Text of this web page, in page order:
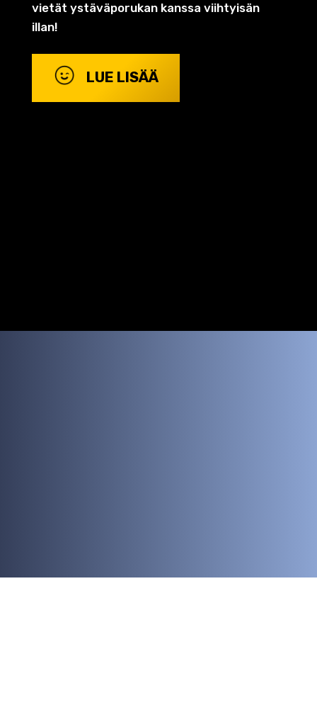
vietät ystäväporukan kanssa viihtyisän
illan!
LUE LISÄÄ